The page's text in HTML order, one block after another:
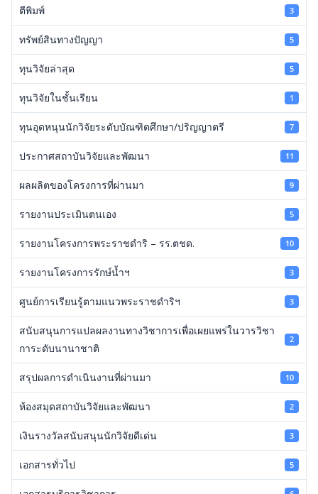
ตีพิมพ์ 3
ทรัพย์สินทางปัญญา 5
ทุนวิจัยล่าสุด 5
ทุนวิจัยในชั้นเรียน 1
ทุนอุดหนุนนักวิจัยระดับบัณฑิตศึกษา/ปริญญาตรี 7
ประกาศสถาบันวิจัยและพัฒนา 11
ผลผลิตของโครงการที่ผ่านมา 9
รายงานประเมินตนเอง 5
รายงานโครงการพระราชดำริ – รร.ตชด. 10
รายงานโครงการรักษ์น้ำฯ 3
ศูนย์การเรียนรู้ตามแนวพระราชดำริฯ 3
สนับสนุนการแปลผลงานทางวิชาการเพื่อเผยแพร่ในวารวิชา
การะดับนานาชาติ
2
สรุปผลการดำเนินงานที่ผ่านมา 10
ห้องสมุดสถาบันวิจัยและพัฒนา 2
เงินรางวัลสนับสนุนนักวิจัยดีเด่น 3
เอกสารทั่วไป 5